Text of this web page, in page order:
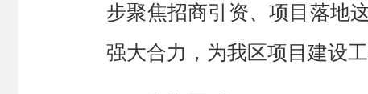
步聚焦招商引资、项目落地
强大合力，为我区项目建设